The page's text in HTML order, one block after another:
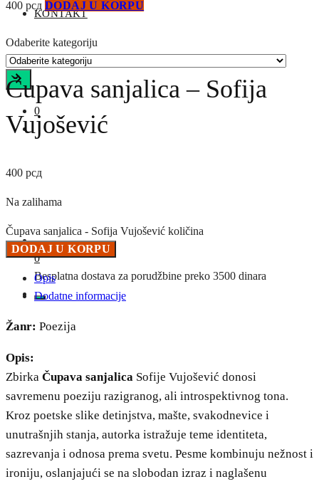
KONTAKT
Odaberite kategoriju
0
0
Besplatna dostava za porudžbine preko 3500 dinara
400 рсд DODAJ U KORPU
Čupava sanjalica – Sofija
Vujošević
400 рсд
Na zalihama
Čupava sanjalica - Sofija Vujošević količina
DODAJ U KORPU
Opis
Dodatne informacije
Žanr: Poezija
Opis:
Zbirka Čupava sanjalica Sofije Vujošević donosi
savremenu poeziju razigranog, ali introspektivnog tona.
Kroz poetske slike detinjstva, mašte, svakodnevice i
unutrašnjih stanja, autorka istražuje teme identiteta,
sazrevanja i odnosa prema svetu. Pesme kombinuju nežnost i
ironiju, oslanjajući se na slobodan izraz i naglašenu